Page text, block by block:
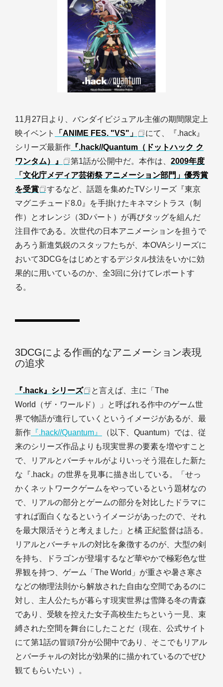
11月27日より、バンダイビジュアル主催の期間限定上
映イベント
「ANIME FES. "VS"」
にて、『.hack』
シリーズ最新作 『.hack//Quantum（ドットハック ク
ワンタム）』
第1話が公開中だ。本作は、 2009年度
「文化庁メディア芸術祭 アニメーション部門」優秀賞
を受賞
するなど、話題を集めたTVシリーズ『東京
マグニチュード8.0』を手掛けたキネマシトラス（制
作）とオレンジ（3Dパート）が再びタッグを組んだ
注目作である。次世代の日本アニメーションを担うで
あろう新進気鋭のスタッフたちが、本OVAシリーズに
おいて3DCGをはじめとするデジタル技法をいかに効
果的に用いているのか、全3回に分けてレポートす
る。
3DCGによる作画的なアニメーション表現
の追求
『.hack』シリーズ
と言えば、主に「The
World（ザ・ワールド）」と呼ばれる作中のゲーム世
界で物語が進行していくというイメージがあるが、最
新作 『.hack//Quantum』
（以下、Quantum）では、従
来のシリーズ作品よりも現実世界の要素を増やすこと
で、リアルとバーチャルがよりいっそう混在した新た
な『.hack』の世界を見事に描き出している。「せっ
かくネットワークゲームをやっているという題材なの
で、リアルの部分とゲームの部分を対比したドラマに
すれば面白くなるというイメージがあったので、それ
を最大限活そうと考えました」と橘 正紀監督は語る。
リアルとバーチャルの対比を象徴するのが、大型の剣
を持ち、ドラゴンが登場するなど華やかで極彩色な世
界観を持つ、ゲーム「The World」が重さや暑さ寒さ
などの物理法則から解放された自由な空間であるのに
対し、主人公たちが暮らす現実世界は雪降る冬の青森
であり、受験を控えた女子高校生たちという一見、束
縛された空間を舞台にしたことだ（現在、公式サイト
にて第1話の冒頭7分が公開中であり、そこでもリアル
とバーチャルの対比が効果的に描かれているのでぜひ
観てもらいたい）。